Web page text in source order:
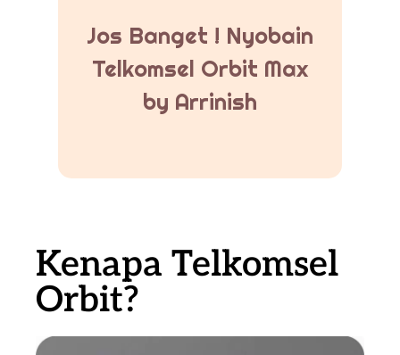
Jos Banget ! Nyobain
Telkomsel Orbit Max
by Arrinish
Kenapa Telkomsel
Orbit?